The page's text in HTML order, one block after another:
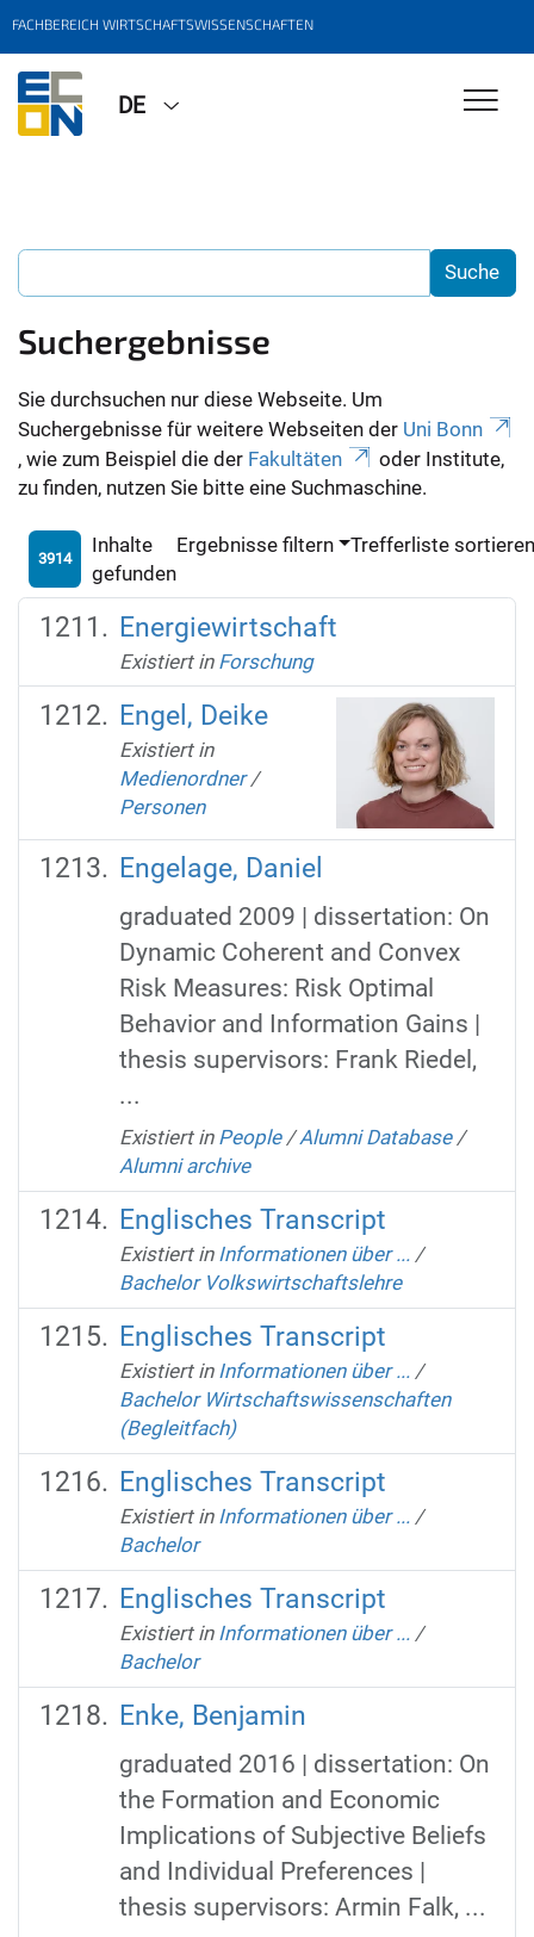
FACHBEREICH WIRTSCHAFTSWISSENSCHAFTEN
DE
Suchergebnisse
Sie durchsuchen nur diese Webseite. Um
Suchergebnisse für weitere Webseiten der Uni Bonn
, wie zum Beispiel die der Fakultäten
oder Institute,
zu finden, nutzen Sie bitte eine Suchmaschine.
3914
Inhalte
gefunden
Ergebnisse filtern Trefferliste
Energiewirtschaft
Existiert in Forschung
Engel, Deike
Existiert in
Medienordner /
Personen
Engelage, Daniel
graduated 2009 | dissertation: On
Dynamic Coherent and Convex
Risk Measures: Risk Optimal
Behavior and Information Gains |
thesis supervisors: Frank Riedel,
...
Existiert in People /Alumni Database /
Alumni archive
Englisches Transcript
Existiert in Informationen über ... /
Bachelor Volkswirtschaftslehre
Englisches Transcript
Existiert in Informationen über ... /
Bachelor Wirtschaftswissenschaften
(Begleitfach)
Englisches Transcript
Existiert in Informationen über ... /
Bachelor
Englisches Transcript
Existiert in Informationen über ... /
Bachelor
Enke, Benjamin
graduated 2016 | dissertation: On
the Formation and Economic
Implications of Subjective Beliefs
and Individual Preferences |
thesis supervisors: Armin Falk, ...